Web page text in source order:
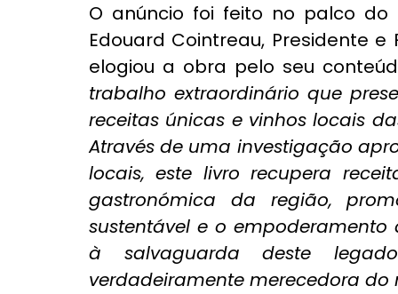
O anúncio foi feito no palco
Edouard Cointreau, Presidente e
elogiou a obra pelo seu
trabalho extraordinário que
receitas únicas e vinhos locais
Através de uma investigação
locais, este livro recupera
gastronómica da região,
sustentável e o
à salvaguarda deste
verdadeiramente merecedora